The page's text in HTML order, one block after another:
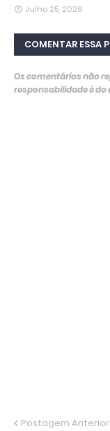
Julho 25, 2026
COMENTAR ESSA
Os comentários não
responsabilidade é
Postagem Anterior